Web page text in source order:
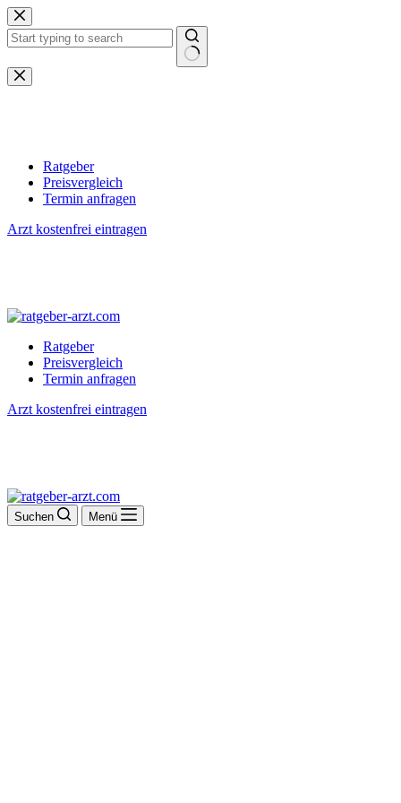
Zum
Inhalt
springen
Keine
Ergebnisse
Ratgeber
Preisvergleich
Termin anfragen
Arzt kostenfrei eintragen
Ratgeber
Preisvergleich
Termin anfragen
Arzt kostenfrei eintragen
Suchen Menü